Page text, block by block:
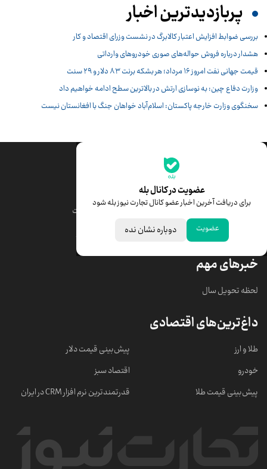
پربازدیدترین اخبار
بررسی ضوابط افزایش اعتبار کالابرگ در نشست وزرای اقتصاد و کار
هشدار درباره فروش حواله‌های صوری خودروهای وارداتی
قیمت جهانی نفت امروز ۱۶ مرداد؛ هر بشکه برنت ۸۳ دلار و ۲۹ سنت
وزارت دفاع چین: به نوسازی ارتش در بالاترین سطح ادامه خواهیم داد
سخنگوی وزارت خارجه پاکستان: اسلام‌آباد خواهان جنگ با افغانستان نیست
عضویت در کانال بله
برای دریافت آخرین اخبار عضو کانال تجارت نیوز بله شود
عضویت دوباره نشان نده
جدیدترین قیمت‌ها
قیمت دلار
قیمت سکه امامی
قیمت درهم امارات
ابزار تبدیل نرخ ارز
خبرهای مهم
لحظه تحویل سال
داغ‌ترین‌های اقتصادی
طلا و ارز
خودرو
پیش‌بینی قیمت طلا
پیش‌بینی قیمت دلار
اقتصاد سبز
قدرتمندترین نرم‌ افزار CRM در ایران